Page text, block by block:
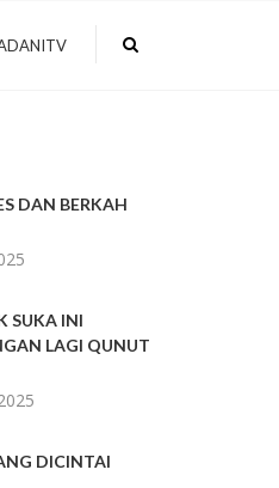
DAN BERKAH
SUKA INI
LAGI QUNUT
DICINTAI